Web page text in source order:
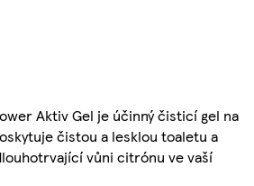
Aktiv Gel je účinný čisticí gel na
čistou a lesklou toaletu a
vůni citrónu ve vaší